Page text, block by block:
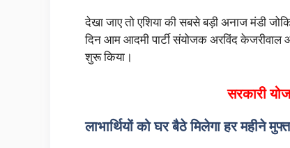
देखा जाए तो एशिया की सबसे बड़ी अनाज मंडी
दिन आम आदमी पार्टी संयोजक अरविंद केजरीवाल
शुरू किया।
सरकारी
लाभार्थियों को घर बैठे मिलेगा हर महीने